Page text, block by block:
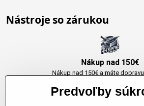
Nástroje so zárukou
Nákup nad 150€
Nákup nad 150€ a máte
Predvoľby